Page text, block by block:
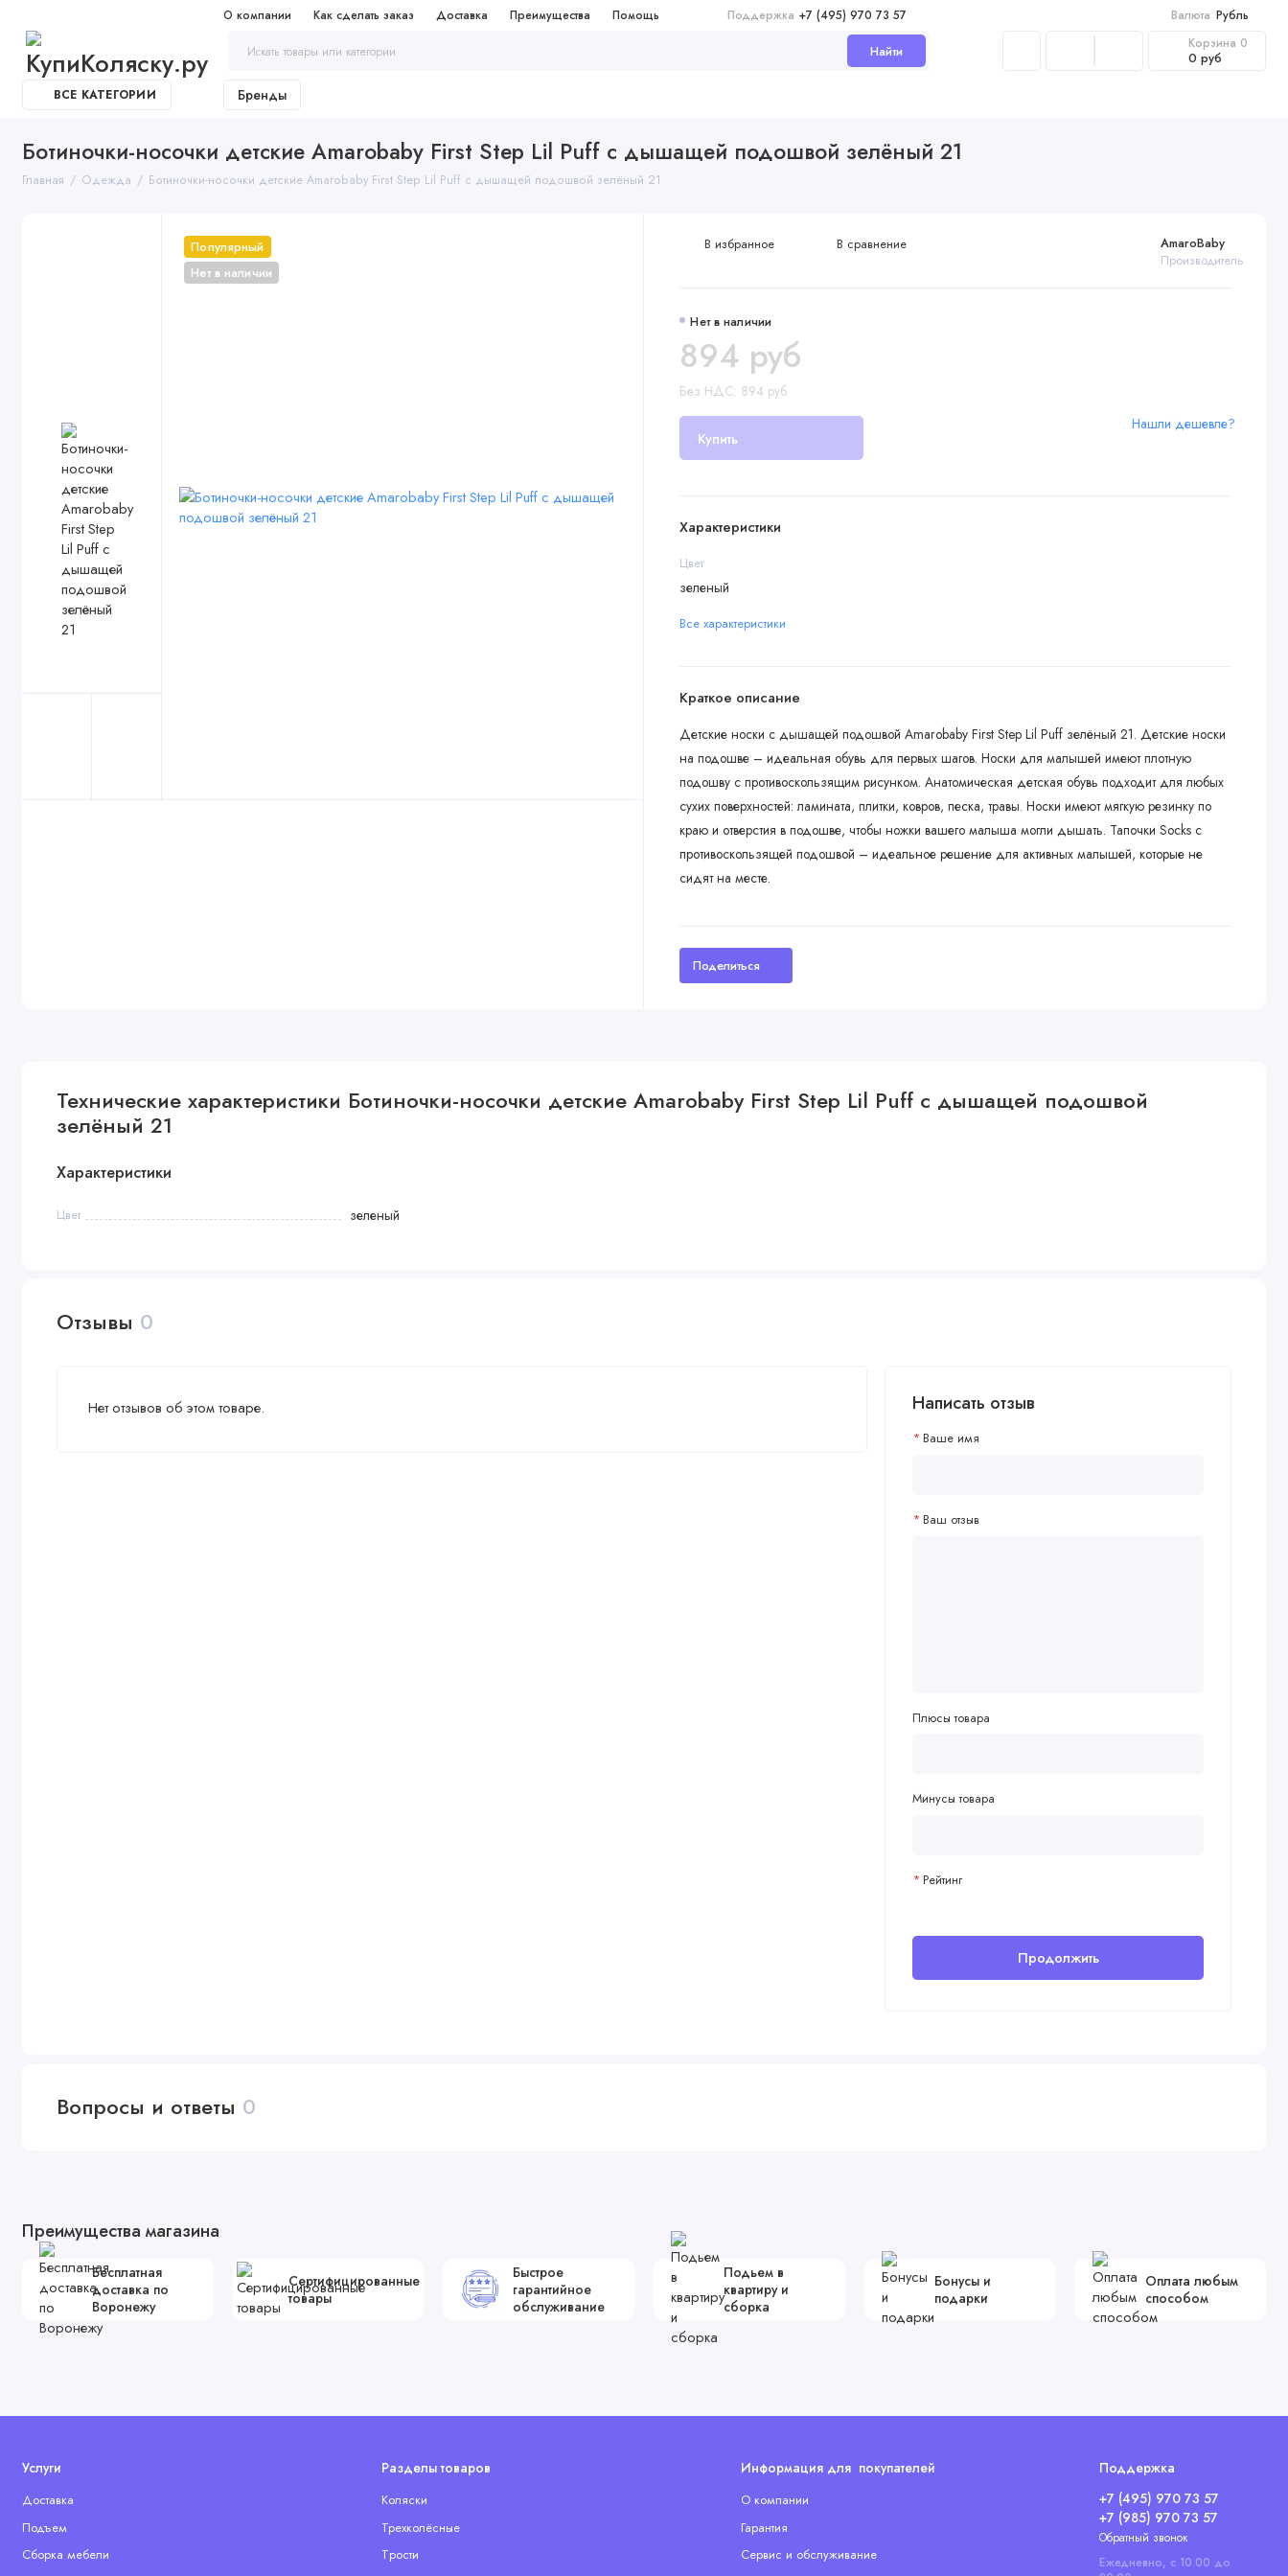
О компании Как сделать заказ Доставка Преимущества Помощь Поддержка +7 (495) 970 73 57 Валюта Рубль
Найти Корзина 0
0 руб
ВСЕ КАТЕГОРИИ Бренды
Ботиночки-носочки детские Amarobaby First Step Lil Puff с дышащей подошвой зелёный 21
Главная Одежда Ботиночки-носочки детские Amarobaby First Step Lil Puff с дышащей подошвой зелёный 21
Популярный
Нет в наличии
Нет в наличии
AmaroBaby
Производитель
894 руб
Без НДС: 894 руб
Купить
Нашли дешевле?
В избранное В сравнение
Характеристики
Цвет
зеленый
Все характеристики
Краткое описание
Детские носки с дышащей подошвой Amarobaby First Step Lil Puff зелёный 21. Детские носки
на подошве – идеальная обувь для первых шагов. Носки для малышей имеют плотную
подошву с противоскользящим рисунком. Анатомическая детская обувь подходит для любых
сухих поверхностей: ламината, плитки, ковров, песка, травы. Носки имеют мягкую резинку по
краю и отверстия в подошве, чтобы ножки вашего малыша могли дышать. Тапочки Socks с
противоскользящей подошвой – идеальное решение для активных малышей, которые не
сидят на месте.
Поделиться
Технические характеристики Ботиночки-носочки детские Amarobaby First Step Lil Puff с дышащей подошвой
зелёный 21
Характеристики
Цвет зеленый
Отзывы 0
Нет отзывов об этом товаре. Написать отзыв
Ваше имя
Ваш отзыв
Плюсы товара
Минусы товара
Рейтинг
Продолжить
Вопросы и ответы 0
Преимущества магазина
Бесплатная
доставка по
Воронежу
Сертифицированные
товары
Быстрое
гарантийное
обслуживание
Подьем в
квартиру и
сборка
Бонусы и
подарки
Оплата любым
способом
Услуги
Доставка
Подъем
Сборка мебели
Разделы товаров
Коляски
Трехколёсные
Tрости
Информация для покупателей
О компании
Гарантия
Сервис и обслуживание
Поддержка
+7 (495) 970 73 57
+7 (985) 970 73 57
Обратный звонок
Ежедневно, с 10.00 до